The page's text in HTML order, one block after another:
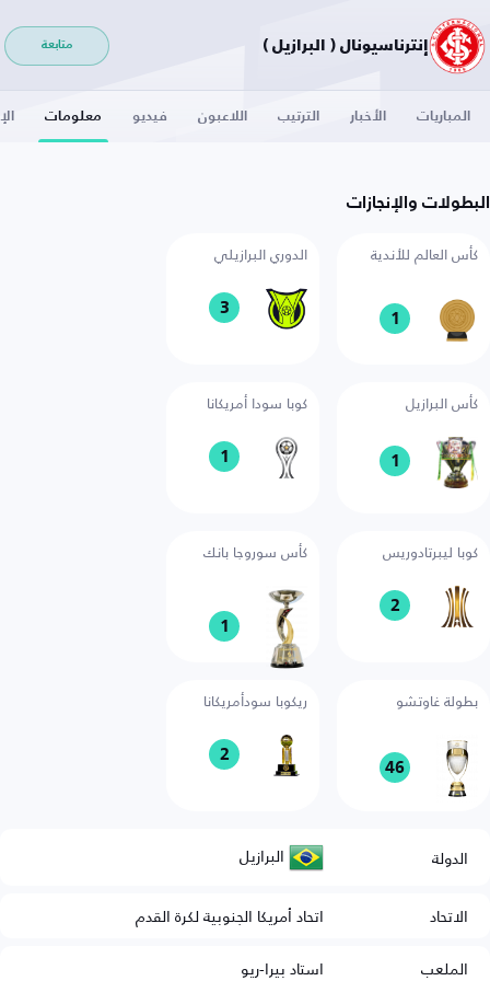
إنترناسيونال ( البرازيل ) متابعة
المباريات الأخبار الترتيب اللاعبون فيديو معلومات
البطولات والإنجازات
كأس العالم للأندية
1
الدوري البرازيلي
3
كأس البرازيل
1
كوبا سودا أمريكانا
1
كوبا ليبرتادوريس
2
كأس سوروجا بانك
1
بطولة غاوتشو
46
ريكوبا سودأمريكانا
2
الدولة البرازيل
الاتحاد
اتحاد أمريكا الجنوبية لكرة القدم
الملعب
استاد بيرا-ريو